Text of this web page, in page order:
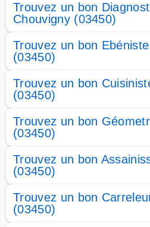
Trouvez un bon
Chouvigny (03450)
Trouvez un bon
(03450)
Trouvez un bon
(03450)
Trouvez un bon
(03450)
Trouvez un bon
(03450)
Trouvez un bon
(03450)